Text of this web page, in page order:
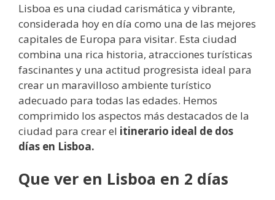
Lisboa es una ciudad carismática y vibrante,
considerada hoy en día como una de las mejores
capitales de Europa para visitar. Esta ciudad
combina una rica historia, atracciones turísticas
fascinantes y una actitud progresista ideal para
crear un maravilloso ambiente turístico
adecuado para todas las edades. Hemos
comprimido los aspectos más destacados de la
ciudad para crear el itinerario ideal de dos
días en Lisboa.
Que ver en Lisboa en 2 días